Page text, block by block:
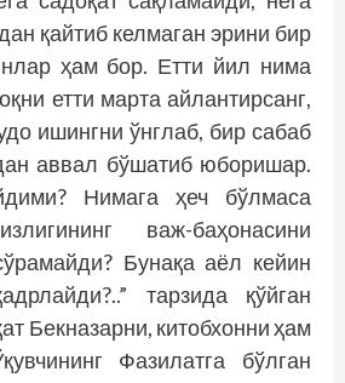
қайтиб келмаган эрини бир
ҳам бор. Етти йил нима
етти марта айлантирсанг,
ишингни ўнглаб, бир сабаб
аввал бўшатиб юборишар.
Нимага ҳеч бўлмаса
важ-баҳонасини
Бунақа аёл кейин
тарзида қўйган
Бекназарни, китобхонни ҳам
Фазилатга бўлган